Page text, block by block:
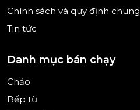
Chính sách và quy định chung
Tin tức
Danh mục bán chạy
Chảo
Bếp từ